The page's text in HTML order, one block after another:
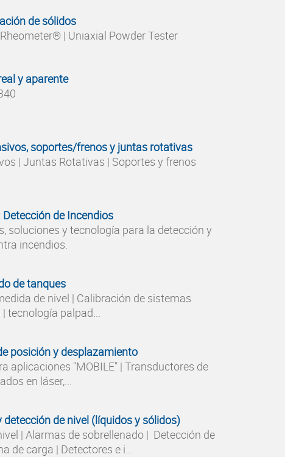
de sólidos
| Uniaxial Powder Tester
y aparente
soportes/frenos y juntas rotativas
| Juntas Rotativas | Soportes y frenos
Detección de Incendios
soluciones y tecnología para la detección y
incendios.
de tanques
de nivel | Calibración de sistemas
tecnología palpad...
posición y desplazamiento
aplicaciones "MOBILE" | Transductores de
en láser,...
detección de nivel (líquidos y sólidos)
| Alarmas de sobrellenado | Detección de
de carga | Detectores e i...